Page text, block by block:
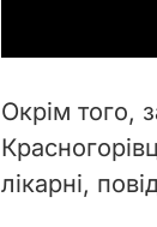
Окрім того,
лікарні,